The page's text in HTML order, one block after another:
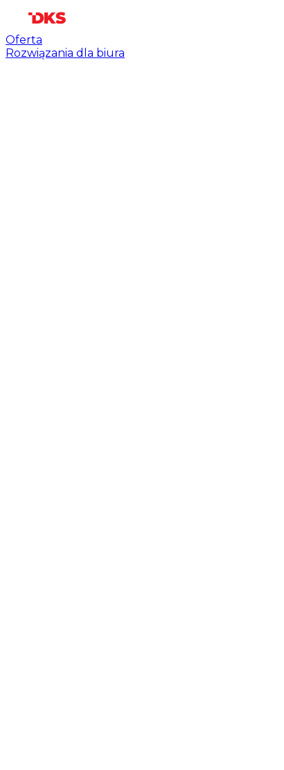
Oferta
Rozwiązania dla biura